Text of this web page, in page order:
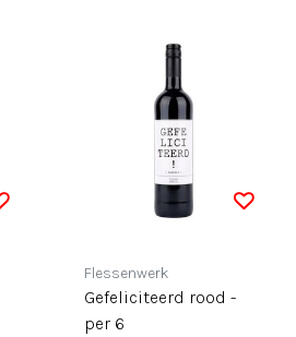
Flessenwerk
Gefeliciteerd rood -
per 6